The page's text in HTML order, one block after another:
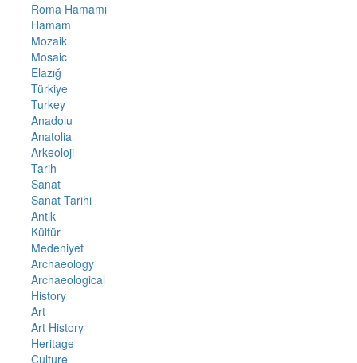
Roma Hamamı
Hamam
Mozaik
Mosaic
Elazığ
Türkiye
Turkey
Anadolu
Anatolia
Arkeoloji
Tarih
Sanat
Sanat Tarihi
Antik
Kültür
Medeniyet
Archaeology
Archaeological
History
Art
Art History
Heritage
Culture